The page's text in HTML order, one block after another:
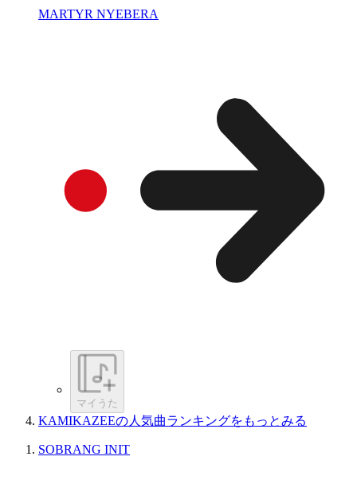
MARTYR NYEBERA
マイうた
KAMIKAZEEの人気曲ランキングをもっとみる
SOBRANG INIT